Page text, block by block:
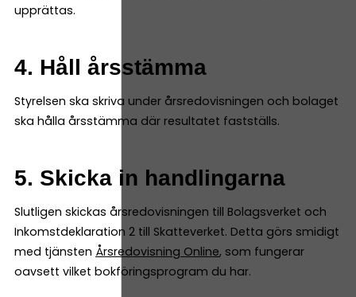
upprättas.
4. Håll årsstämma
Styrelsen ska skriva under årsredovisningen och bolaget
ska hålla årsstämma där resultatet fastställs.
5. Skicka in handlingarna
Slutligen skickas årsredovisningen till Bolagsverket och
Inkomstdeklaration 2 till Skatteverket. Detta görs smidigt
med tjänsten Årsredovisning Online, som fungerar
oavsett vilket bokföringsprogram du har.